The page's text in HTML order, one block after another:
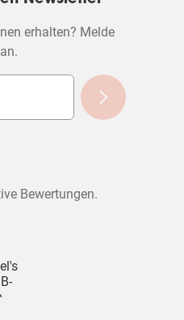
erhalten? Melde
Bewertungen.